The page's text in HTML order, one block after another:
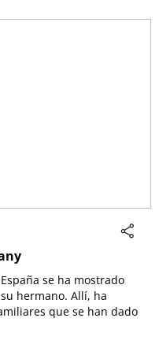
se ha mostrado
hermano. Allí, ha
que se han dado